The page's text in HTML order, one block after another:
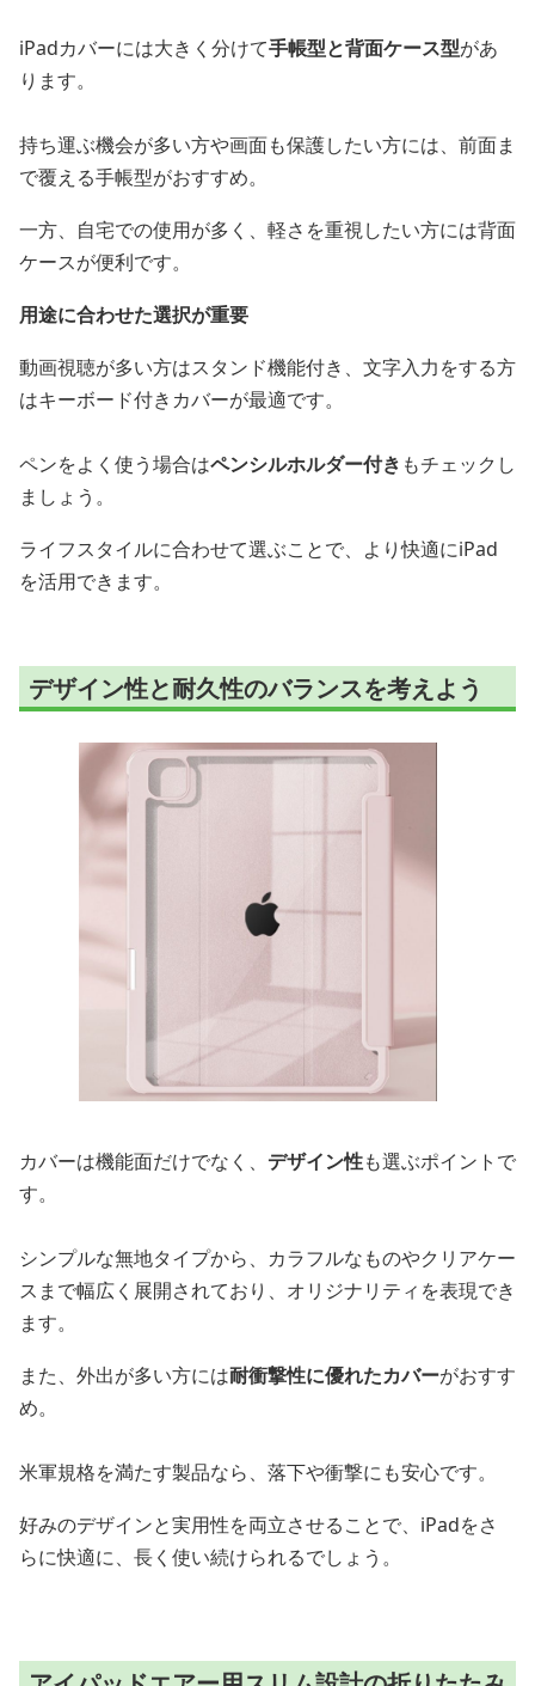
iPadカバーには大きく分けて手帳型と背面ケース型があ
ります。
持ち運ぶ機会が多い方や画面も保護したい方には、前面ま
で覆える手帳型がおすすめ。
一方、自宅での使用が多く、軽さを重視したい方には背面
ケースが便利です。
用途に合わせた選択が重要
動画視聴が多い方はスタンド機能付き、文字入力をする方
はキーボード付きカバーが最適です。
ペンをよく使う場合はペンシルホルダー付き もチェックし
ましょう。
ライフスタイルに合わせて選ぶことで、より快適にiPad
を活用できます。
デザイン性と耐久性のバランスを考えよう
カバーは機能面だけでなく、 デザイン性も選ぶポイントで
す。
シンプルな無地タイプから、カラフルなものやクリアケー
スまで幅広く展開されており、オリジナリティを表現でき
ます。
また、外出が多い方には耐衝撃性に優れたカバーがおすす
め。
米軍規格を満たす製品なら、落下や衝撃にも安心です。
好みのデザインと実用性を両立させることで、iPadをさ
らに快適に、長く使い続けられるでしょう。